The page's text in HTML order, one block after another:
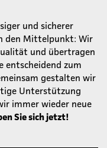
und sicherer
den Mittelpunkt: Wir
und übertragen
entscheidend zum
gestalten wir
Unterstützung
immer wieder neue
Sie sich jetzt!